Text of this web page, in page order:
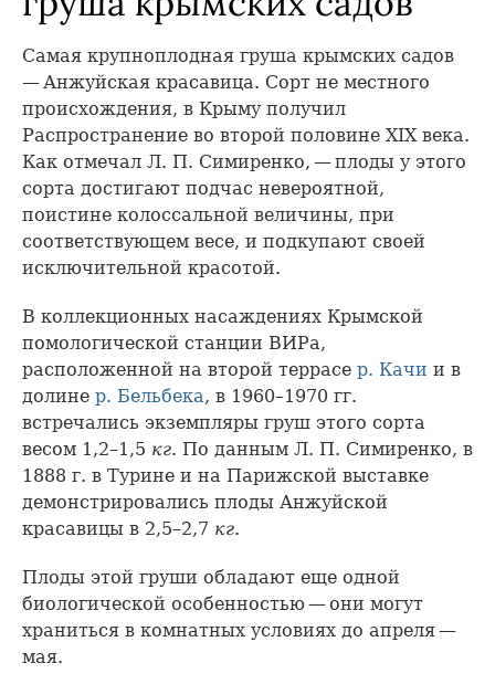
Самая крупноплодная груша крымских садов
— Анжуйская красавица. Сорт не местного
происхождения, в Крыму получил
Распространение во второй половине XIX века.
Как отмечал Л. П. Симиренко, — плоды у этого
сорта достигают подчас невероятной,
поистине колоссальной величины, при
соответствующем весе, и подкупают своей
исключительной красотой.
В коллекционных насаждениях Крымской
помологической станции ВИРа,
расположенной на второй террасе р. Качи и в
долине р. Бельбека , в 1960–1970 гг.
встречались экземпляры груш этого сорта
весом 1,2–1,5 кг. По данным Л. П. Симиренко, в
1888 г. в Турине и на Парижской выставке
демонстрировались плоды Анжуйской
красавицы в 2,5–2,7 кг.
Плоды этой груши обладают еще одной
биологической особенностью — они могут
храниться в комнатных условиях до апреля —
мая.